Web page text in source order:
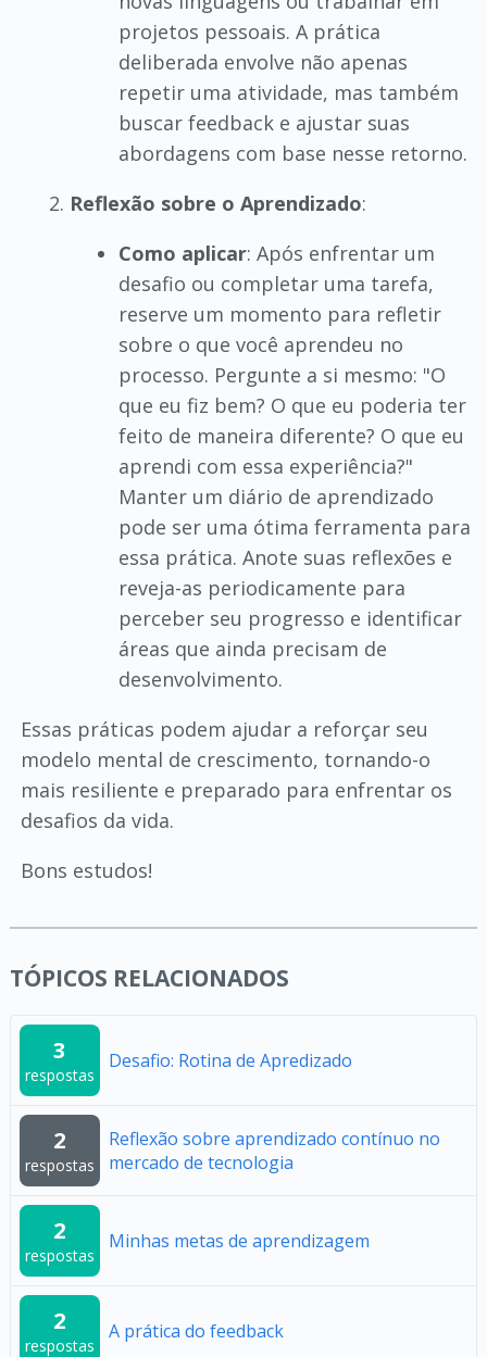
projetos pessoais. A prática
deliberada envolve não apenas
repetir uma atividade, mas também
buscar feedback e ajustar suas
abordagens com base nesse retorno.
Reflexão sobre o Aprendizado:
Como aplicar: Após enfrentar um
desafio ou completar uma tarefa,
reserve um momento para refletir
sobre o que você aprendeu no
processo. Pergunte a si mesmo: "O
que eu fiz bem? O que eu poderia ter
feito de maneira diferente? O que eu
aprendi com essa experiência?"
Manter um diário de aprendizado
pode ser uma ótima ferramenta para
essa prática. Anote suas reflexões e
reveja-as periodicamente para
perceber seu progresso e identificar
áreas que ainda precisam de
desenvolvimento.
Essas práticas podem ajudar a reforçar seu
modelo mental de crescimento, tornando-o
mais resiliente e preparado para enfrentar os
desafios da vida.
Bons estudos!
TÓPICOS RELACIONADOS
3
respostas
Desafio: Rotina de Apredizado
2
respostas
Reflexão sobre aprendizado contínuo no
mercado de tecnologia
2
respostas
Minhas metas de aprendizagem
2
respostas
A prática do feedback